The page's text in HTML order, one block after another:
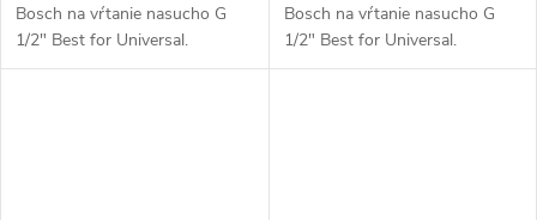
Bosch na vŕtanie nasucho G
1/2" Best for Universal.
Bosch na vŕtanie nasucho G
1/2" Best for Universal.